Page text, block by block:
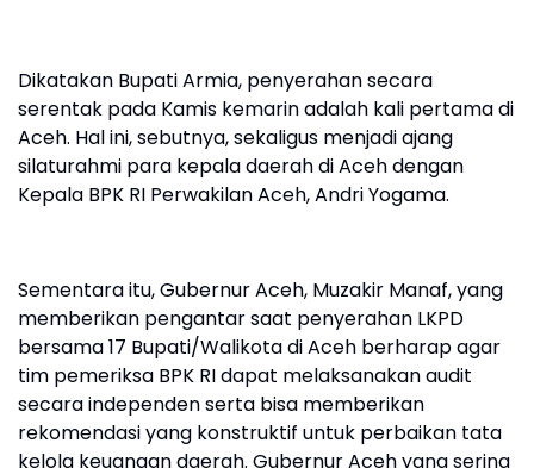
Dikatakan Bupati Armia, penyerahan secara
serentak pada Kamis kemarin adalah kali pertama di
Aceh. Hal ini, sebutnya, sekaligus menjadi ajang
silaturahmi para kepala daerah di Aceh dengan
Kepala BPK RI Perwakilan Aceh, Andri Yogama.
Sementara itu, Gubernur Aceh, Muzakir Manaf, yang
memberikan pengantar saat penyerahan LKPD
bersama 17 Bupati/Walikota di Aceh berharap agar
tim pemeriksa BPK RI dapat melaksanakan audit
secara independen serta bisa memberikan
rekomendasi yang konstruktif untuk perbaikan tata
kelola keuangan daerah. Gubernur Aceh yang sering